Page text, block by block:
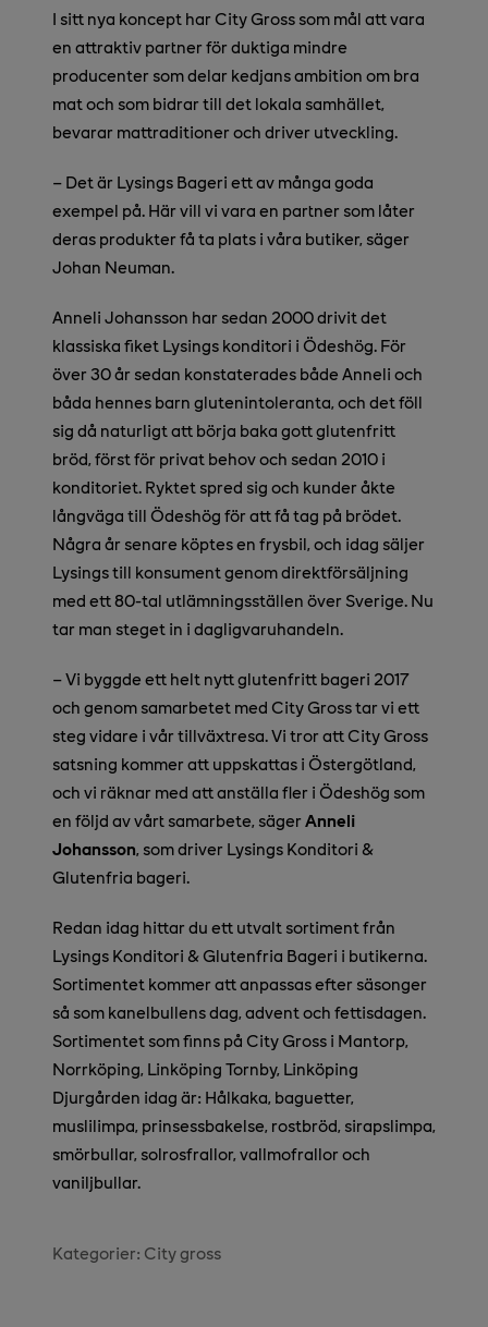
I sitt nya koncept har City Gross som mål att vara
en attraktiv partner för duktiga mindre
producenter som delar kedjans ambition om bra
mat och som bidrar till det lokala samhället,
bevarar mattraditioner och driver utveckling.
– Det är Lysings Bageri ett av många goda
exempel på. Här vill vi vara en partner som låter
deras produkter få ta plats i våra butiker, säger
Johan Neuman.
Anneli Johansson har sedan 2000 drivit det
klassiska fiket Lysings konditori i Ödeshög. För
över 30 år sedan konstaterades både Anneli och
båda hennes barn glutenintoleranta, och det föll
sig då naturligt att börja baka gott glutenfritt
bröd, först för privat behov och sedan 2010 i
konditoriet. Ryktet spred sig och kunder åkte
långväga till Ödeshög för att få tag på brödet.
Några år senare köptes en frysbil, och idag säljer
Lysings till konsument genom direktförsäljning
med ett 80-tal utlämningsställen över Sverige. Nu
tar man steget in i dagligvaruhandeln.
– Vi byggde ett helt nytt glutenfritt bageri 2017
och genom samarbetet med City Gross tar vi ett
steg vidare i vår tillväxtresa. Vi tror att City Gross
satsning kommer att uppskattas i Östergötland,
och vi räknar med att anställa fler i Ödeshög som
en följd av vårt samarbete, säger Anneli
Johansson, som driver Lysings Konditori &
Glutenfria bageri.
Redan idag hittar du ett utvalt sortiment från
Lysings Konditori & Glutenfria Bageri i butikerna.
Sortimentet kommer att anpassas efter säsonger
så som kanelbullens dag, advent och fettisdagen.
Sortimentet som finns på City Gross i Mantorp,
Norrköping, Linköping Tornby, Linköping
Djurgården idag är: Hålkaka, baguetter,
muslilimpa, prinsessbakelse, rostbröd, sirapslimpa,
smörbullar, solrosfrallor, vallmofrallor och
vaniljbullar.
Kategorier: City gross